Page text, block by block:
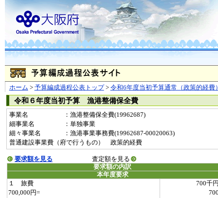
ホーム > 予算編成過程公表トップ> 令和6年度当初予算通常（政策的経費
令和６年度当初予算 漁港整備保全費
事業名
：漁港整備保全費(19962687)
細事業名
：単独事業
細々事業名
：漁港事業事務費(19962687-00020063)
普通建設事業費（府で行うもの） 政策的経費
要求額を見る
査定額を見る
要求額の内訳
本年度要求
１ 旅費
700千
700,000円=